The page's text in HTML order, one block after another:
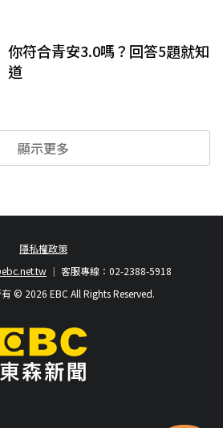
你符合青安3.0嗎？回答5題就知
道
顯示更多
隱私權政策
客服專線：02-2388-5918
© 2026 EBC All Rights Reserved.